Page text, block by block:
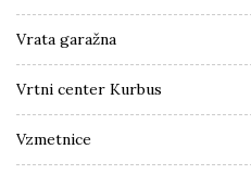
Vrata garažna
Vrtni center Kurbus
Vzmetnice